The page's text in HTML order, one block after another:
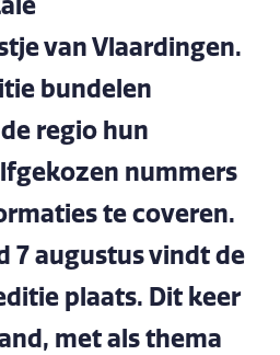
van Vlaardingen.
bundelen
regio hun
nummers
te coveren.
7 augustus vindt de
plaats. Dit keer
met als thema